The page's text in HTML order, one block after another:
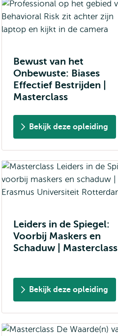
Bewust van het
Onbewuste: Biases
Effectief Bestrijden |
Masterclass
Bekijk deze opleiding
Leiders in de Spiegel:
Voorbij Maskers en
Schaduw | Masterclass
Bekijk deze opleiding